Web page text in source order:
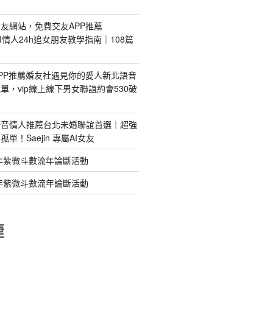
網站，免費交友APP推薦
人24h追女朋友教學指南｜108篇
推薦婚友社遇見你的愛人新北語音
，vip線上線下男女聯誼約會530破
情人推薦台北未婚聯誼首選｜超強
單！Saejin 專屬AI女友
微斗數流年論斷活動
微斗數流年論斷活動